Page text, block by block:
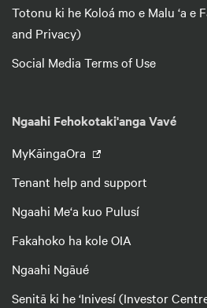
Totonu ki he Koloá mo e Malu ‘a e
and Privacy)
Social Media Terms of Use
Ngaahi Fehokotaki'anga Vavé
MyKāingaOra
Tenant help and support
Ngaahi Me‘a kuo Pulusí
Fakahoko ha kole OIA
Ngaahi Ngāué
Senitā ki he ‘Inivesí (Investor